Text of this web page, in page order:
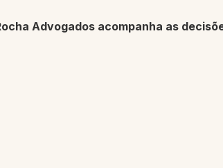
Advogados acompanha as